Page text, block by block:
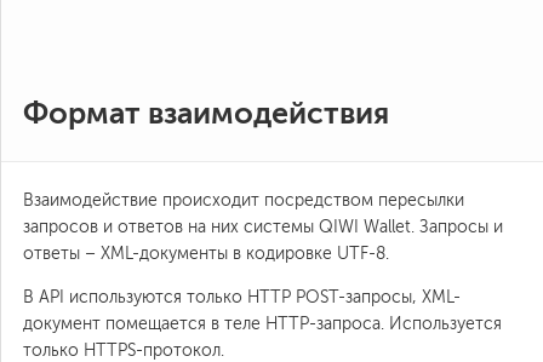
Формат взаимодействия
Взаимодействие происходит посредством пересылки
запросов и ответов на них системы QIWI Wallet. Запросы и
ответы – XML-документы в кодировке UTF-8.
В API используются только HTTP POST-запросы, XML-
документ помещается в теле HTTP-запроса. Используется
только HTTPS-протокол.